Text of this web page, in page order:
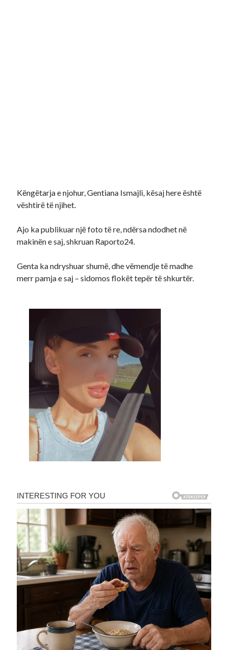
Këngëtarja e njohur, Gentiana Ismajli, kësaj here është
vështirë të njihet.
Ajo ka publikuar një foto të re, ndërsa ndodhet në
makinën e saj, shkruan Raporto24.
Genta ka ndryshuar shumë, dhe vëmendje të madhe
merr pamja e saj – sidomos flokët tepër të shkurtër.